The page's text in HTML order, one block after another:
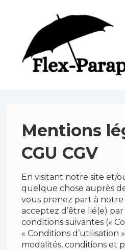
contenu
principal
Mentions
CGU CGV
En visitant notre site et/
quelque chose auprès
vous prenez part à notre
acceptez d’être lié(e)
conditions suivantes («
« Conditions d’utilisation
modalités, conditions et